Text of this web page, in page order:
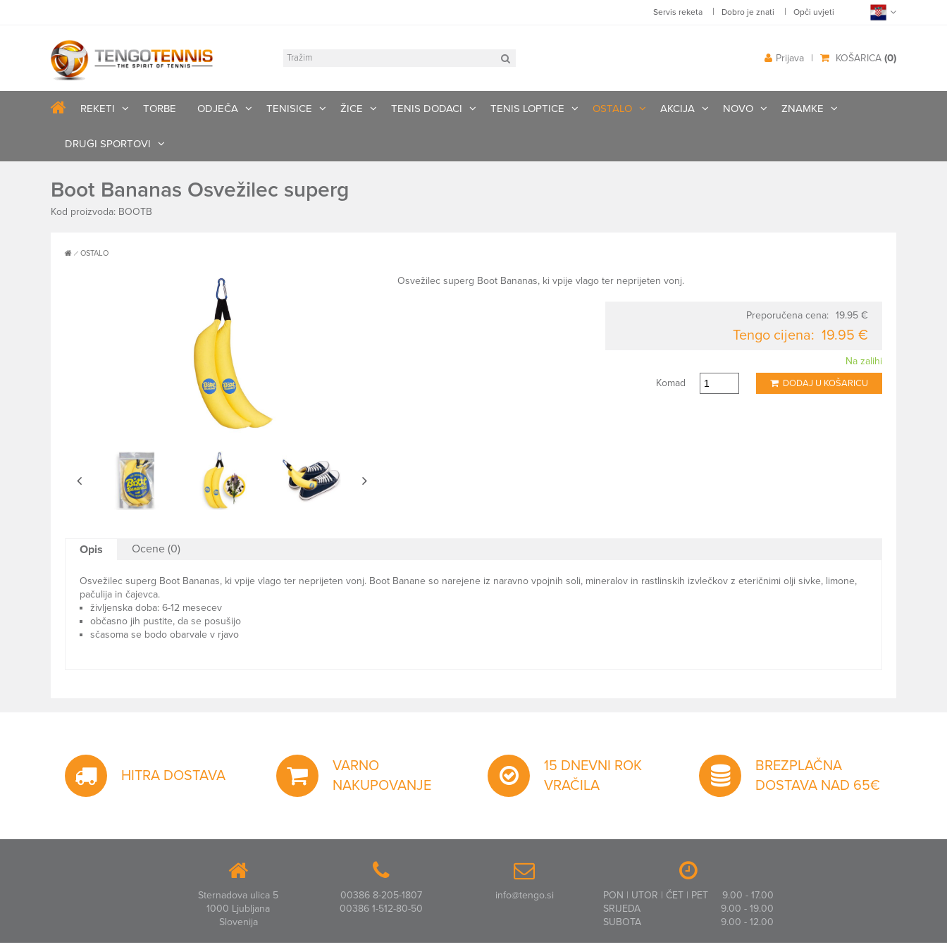
Servis reketa | Dobro je znati | Opči uvjeti
KOŠARICA (0)
|
Prijava
REKETI TORBE ODJEČA TENISICE ŽICE TENIS DODACI TENIS LOPTICE OSTALO AKCIJA NOVO ZNAMKE
DRUGI SPORTOVI
Boot Bananas Osvežilec superg
Kod proizvoda: BOOTB
OSTALO
Osvežilec superg Boot Bananas, ki vpije vlago ter neprijeten vonj.
Preporučena cena: 19.95 €
Tengo cijena: 19.95 €
Na zalihi
Komad
DODAJ U KOŠARICU
Opis Ocene (0)
Osvežilec superg Boot Bananas, ki vpije vlago ter neprijeten vonj. Boot Banane so narejene iz naravno vpojnih soli, mineralov in rastlinskih izvlečkov z eteričnimi olji sivke, limone,
pačulija in čajevca.
življenska doba: 6-12 mesecev
občasno jih pustite, da se posušijo
sčasoma se bodo obarvale v rjavo
HITRA DOSTAVA
VARNO
NAKUPOVANJE
15 DNEVNI ROK
VRAČILA
BREZPLAČNA
DOSTAVA NAD 65€
Sternadova ulica 5
1000 Ljubljana
Slovenija
00386 8-205-1807
00386 1-512-80-50
info@tengo.si PON | UTOR | ČET | PET
9.00 - 17.00
SRIJEDA
9.00 - 19.00
SUBOTA
9.00 - 12.00